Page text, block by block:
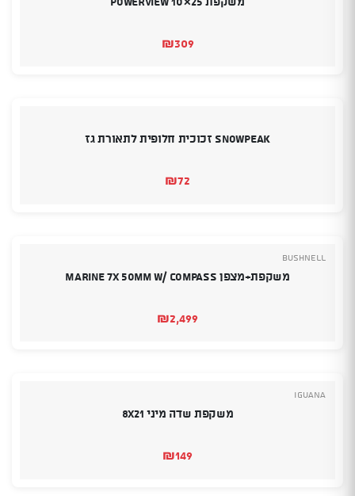
₪309
SnowPeak זכוכית חלופית לתאורת גז
₪72
Bushnell
משקפת+מצפן Marine 7x 50mm w/ Compass
₪2,499
Iguana
משקפת שדה מיני 8X21
₪149